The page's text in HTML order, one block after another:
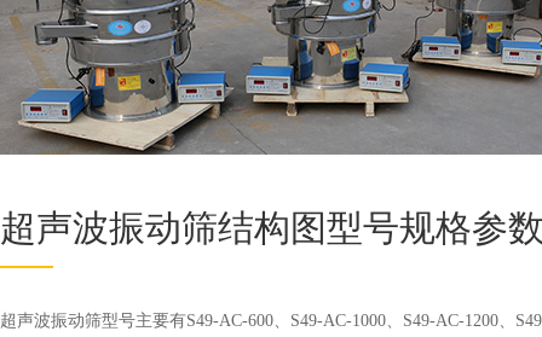
超声波振动筛结构图型号规格参
超声波振动筛型号主要有S49-AC-600、S49-AC-1000、S49-AC-1200、